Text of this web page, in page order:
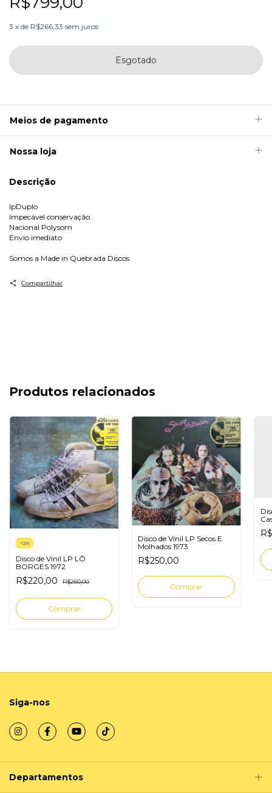
3 x de R$266,33 sem juros
Meios de pagamento
Nossa loja
Descrição
lpDuplo
Impecável conservação.
Nacional Polysom
Envio imediato
Somos a Made in Quebrada Discos
Compartilhar
Produtos relacionados
-12%
Disco de Vinil LP LÔ
BORGES 1972
R$220,00 R$250,00
Disco de Vinil LP Secos E
Molhados 1973
R$250,00
Siga-nos
Departamentos